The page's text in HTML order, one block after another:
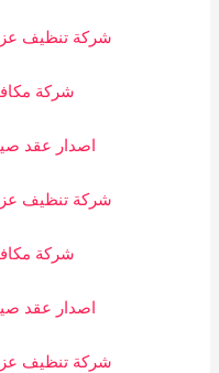
شركة تنظيف
شركة
اصدار عقد
شركة تنظيف
شركة
اصدار عقد
شركة تنظيف